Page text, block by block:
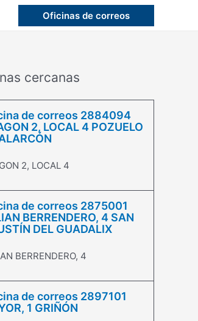
Oficinas de correos
cercanas
de correos 2884094
2, LOCAL 4 POZUELO
2, LOCAL 4
de correos 2875001
BERRENDERO, 4 SAN
DEL GUADALIX
BERRENDERO, 4
de correos 2897101
1 GRIÑÓN